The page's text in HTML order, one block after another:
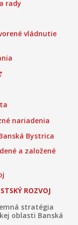
rady
vládnutie
nariadenia
Bystrica
a založené
ROZVOJ
stratégia
oblasti Banská